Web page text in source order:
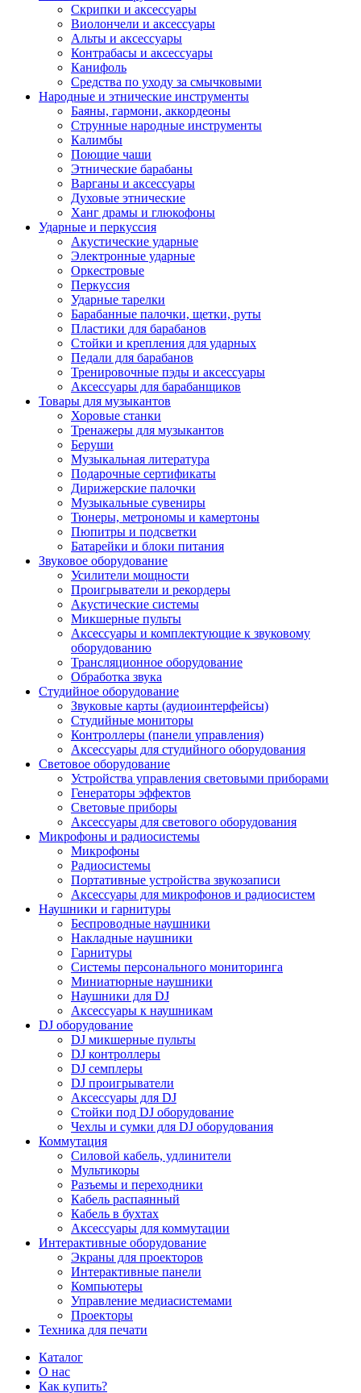
Скрипки и аксессуары
Виолончели и аксессуары
Альты и аксессуары
Контрабасы и аксессуары
Канифоль
Средства по уходу за смычковыми
Народные и этнические инструменты
Баяны, гармони, аккордеоны
Струнные народные инструменты
Калимбы
Поющие чаши
Этнические барабаны
Варганы и аксессуары
Духовые этнические
Ханг драмы и глюкофоны
Ударные и перкуссия
Акустические ударные
Электронные ударные
Оркестровые
Перкуссия
Ударные тарелки
Барабанные палочки, щетки, руты
Пластики для барабанов
Стойки и крепления для ударных
Педали для барабанов
Тренировочные пэды и аксессуары
Аксессуары для барабанщиков
Товары для музыкантов
Хоровые станки
Тренажеры для музыкантов
Беруши
Музыкальная литература
Подарочные сертификаты
Дирижерские палочки
Музыкальные сувениры
Тюнеры, метрономы и камертоны
Пюпитры и подсветки
Батарейки и блоки питания
Звуковое оборудование
Усилители мощности
Проигрыватели и рекордеры
Акустические системы
Микшерные пульты
Аксессуары и комплектующие к звуковому
оборудованию
Трансляционное оборудование
Обработка звука
Студийное оборудование
Звуковые карты (аудиоинтерфейсы)
Студийные мониторы
Контроллеры (панели управления)
Аксессуары для студийного оборудования
Световое оборудование
Устройства управления световыми приборами
Генераторы эффектов
Световые приборы
Аксессуары для светового оборудования
Микрофоны и радиосистемы
Микрофоны
Радиосистемы
Портативные устройства звукозаписи
Аксессуары для микрофонов и радиосистем
Наушники и гарнитуры
Беспроводные наушники
Накладные наушники
Гарнитуры
Системы персонального мониторинга
Миниатюрные наушники
Наушники для DJ
Аксессуары к наушникам
DJ оборудование
DJ микшерные пульты
DJ контроллеры
DJ семплеры
DJ проигрыватели
Аксессуары для DJ
Стойки под DJ оборудование
Чехлы и сумки для DJ оборудования
Коммутация
Силовой кабель, удлинители
Мультикоры
Разъемы и переходники
Кабель распаянный
Кабель в бухтах
Аксессуары для коммутации
Интерактивные оборудование
Экраны для проекторов
Интерактивные панели
Компьютеры
Управление медиасистемами
Проекторы
Техника для печати
Каталог
О нас
Как купить?